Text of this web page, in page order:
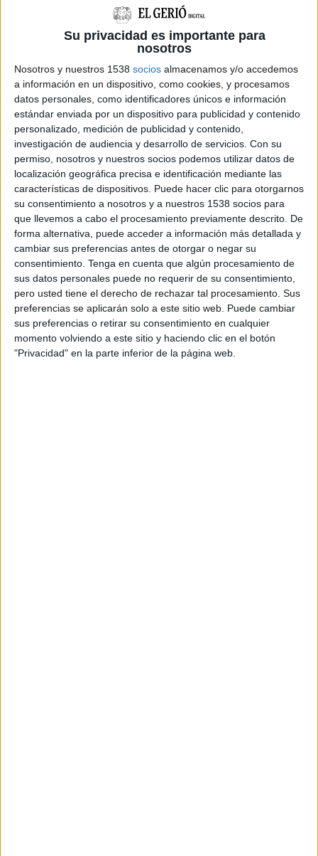
Su privacidad es importante para
nosotros
Nosotros y nuestros 1538 socios almacenamos y/o accedemos
a información en un dispositivo, como cookies, y procesamos
datos personales, como identificadores únicos e información
estándar enviada por un dispositivo para publicidad y contenido
personalizado, medición de publicidad y contenido,
investigación de audiencia y desarrollo de servicios. Con su
permiso, nosotros y nuestros socios podemos utilizar datos de
localización geográfica precisa e identificación mediante las
características de dispositivos. Puede hacer clic para otorgarnos
su consentimiento a nosotros y a nuestros 1538 socios para
que llevemos a cabo el procesamiento previamente descrito. De
forma alternativa, puede acceder a información más detallada y
cambiar sus preferencias antes de otorgar o negar su
consentimiento. Tenga en cuenta que algún procesamiento de
sus datos personales puede no requerir de su consentimiento,
pero usted tiene el derecho de rechazar tal procesamiento. Sus
preferencias se aplicarán solo a este sitio web. Puede cambiar
sus preferencias o retirar su consentimiento en cualquier
momento volviendo a este sitio y haciendo clic en el botón
"Privacidad" en la parte inferior de la página web.
per cada 100.000 habitants amb índex de
propagació baix, però no lo suficient com per
tenir un EPG semblant al de les regions
sanitàries de lesTerres de l'Ebre, Camp de
Tarragona o l'Alt Pirineu-Aranque sí entraran a
la fase 1.
La batllessa ha criticat durament els ciutadans
que no respecten les franges horàries per fer
esport o passejar; "ens enfrontem a un possible